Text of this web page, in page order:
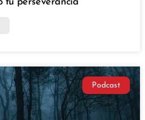
tu perseverancia
Podcast